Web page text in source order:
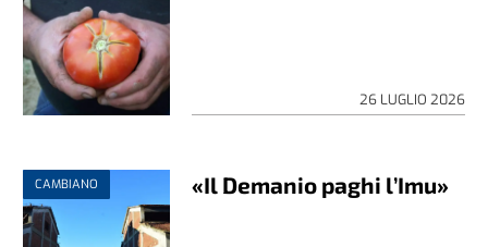
26 LUGLIO 2026
CAMBIANO «Il Demanio paghi l’Imu»